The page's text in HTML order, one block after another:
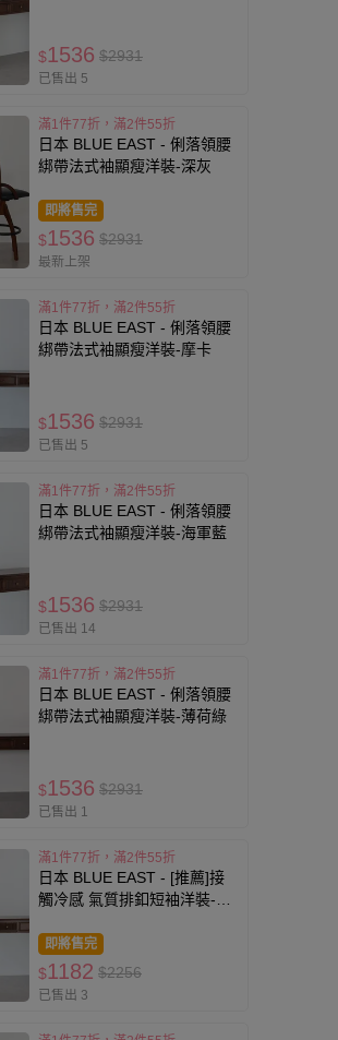
$1536 $2931
已售出 5
滿1件77折，滿2件55折
日本 BLUE EAST - 俐落領腰
綁帶法式袖顯瘦洋裝-深灰
即將售完
$1536 $2931
最新上架
滿1件77折，滿2件55折
日本 BLUE EAST - 俐落領腰
綁帶法式袖顯瘦洋裝-摩卡
$1536 $2931
已售出 5
滿1件77折，滿2件55折
日本 BLUE EAST - 俐落領腰
綁帶法式袖顯瘦洋裝-海軍藍
$1536 $2931
已售出 14
滿1件77折，滿2件55折
日本 BLUE EAST - 俐落領腰
綁帶法式袖顯瘦洋裝-薄荷綠
$1536 $2931
已售出 1
滿1件77折，滿2件55折
日本 BLUE EAST - [推薦]接
觸冷感 氣質排釦短袖洋裝-小
即將售完
$1182 $2256
已售出 3